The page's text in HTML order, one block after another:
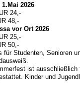
2026
24,-
48,-
vor Ort 2026
25,-
50,-
für Studenten, Senioren
ist
Kinder und